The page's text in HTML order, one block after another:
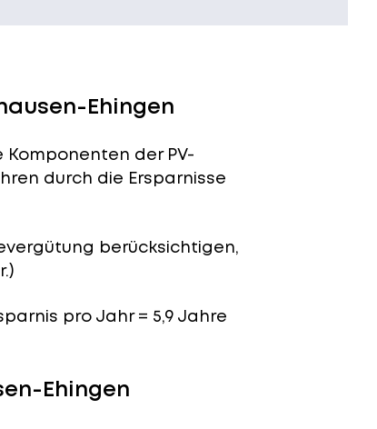
Ehingen
Komponenten der PV-
durch die Ersparnisse
berücksichtigen,
pro Jahr = 5,9 Jahre
Ehingen